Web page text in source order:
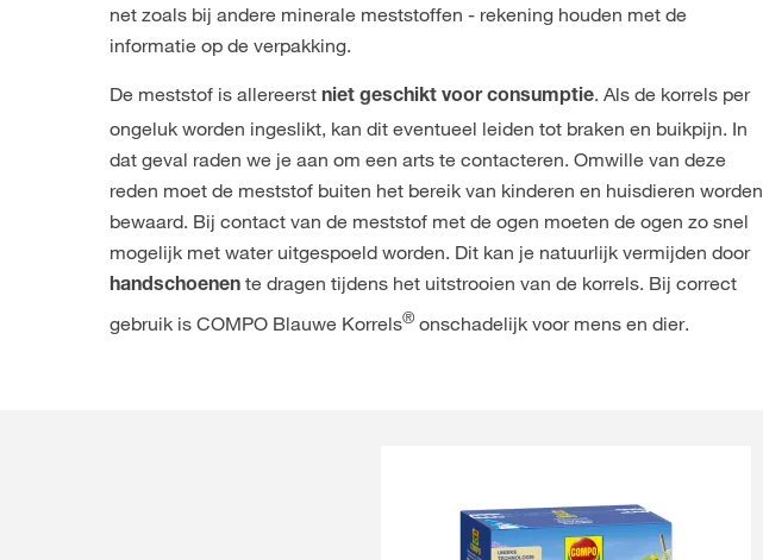
net zoals bij andere minerale meststoffen - rekening houden met de
informatie op de verpakking.
De meststof is allereerst niet geschikt voor consumptie. Als de korrels per
ongeluk worden ingeslikt, kan dit eventueel leiden tot braken en buikpijn. In
dat geval raden we je aan om een arts te contacteren. Omwille van deze
reden moet de meststof buiten het bereik van kinderen en huisdieren worden
bewaard. Bij contact van de meststof met de ogen moeten de ogen zo snel
mogelijk met water uitgespoeld worden. Dit kan je natuurlijk vermijden door
handschoenen te dragen tijdens het uitstrooien van de korrels. Bij correct
gebruik is COMPO Blauwe Korrels® onschadelijk voor mens en dier.